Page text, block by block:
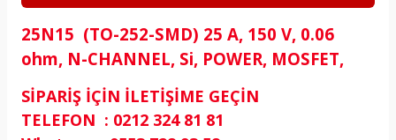
25N15 (TO-252-SMD) 25 A, 150 V, 0.06
ohm, N-CHANNEL, Si, POWER, MOSFET,
SİPARİŞ İÇİN İLETİŞİME GEÇİN
TELEFON : 0212 324 81 81